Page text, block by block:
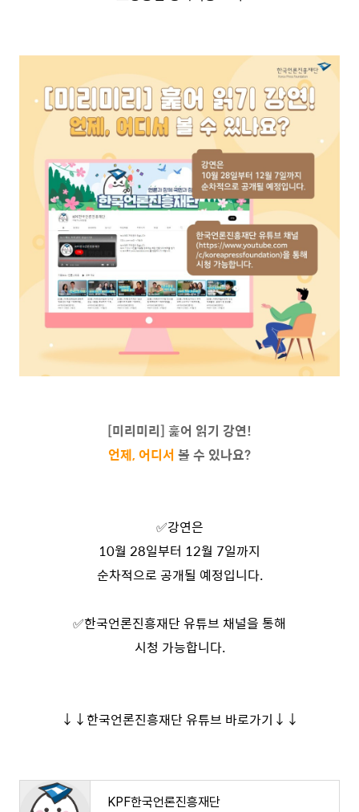
[미리미리] 훑어 읽기 강연!
언제, 어디서 볼 수 있나요?
✅강연은
10월 28일부터 12월 7일까지
순차적으로 공개될 예정입니다.
✅한국언론진흥재단 유튜브 채널을 통해
시청 가능합니다.
↓↓한국언론진흥재단 유튜브 바로가기↓↓
KPF한국언론진흥재단